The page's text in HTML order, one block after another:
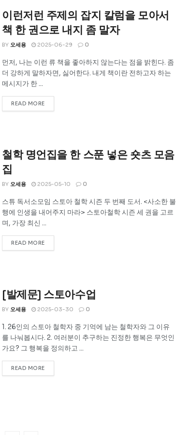
이런저런 주제의 잡지 칼럼을 모아서
책 한 권으로 내지 좀 말자
BY 오세용 2025-06-29 0
먼저, 나는 이런 류 책을 좋아하지 않는다는 점을 밝힌다. 좀
더 강하게 말하자면, 싫어한다. 내게 책이란 전하고자 하는
메시지가 한 ...
READ MORE
철학 명언집을 한 스푼 넣은 숏츠 모음
집
BY 오세용 2025-05-10 0
스튜 독서소모임 스토아 철학 시즌 두 번째 도서. <사소한 불
행에 인생을 내어주지 마라> 스토아철학 시즌 세 권을 고르
며, 가장 최신 ...
READ MORE
[발제문] 스토아수업
BY 오세용 2025-03-30 0
1. 26인의 스토아 철학자 중 기억에 남는 철학자와 그 이유
를 나눠봅시다. 2. 여러분이 추구하는 진정한 행복은 무엇인
가요? 그 행복을 정의하고 ...
READ MORE